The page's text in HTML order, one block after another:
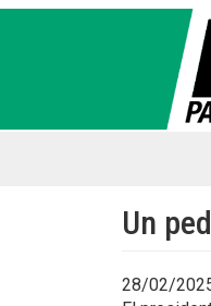
Pasar
Un
28/02/